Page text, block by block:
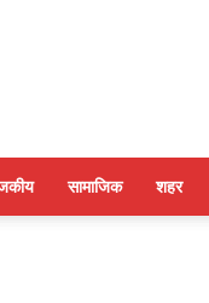
पुणे
सामाजिक शहर